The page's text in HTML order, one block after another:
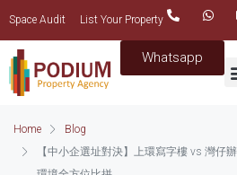
Space Audit List Your Property
Whatsapp
Home
Blog
【中小企選址對決】上環寫字樓 vs 灣仔